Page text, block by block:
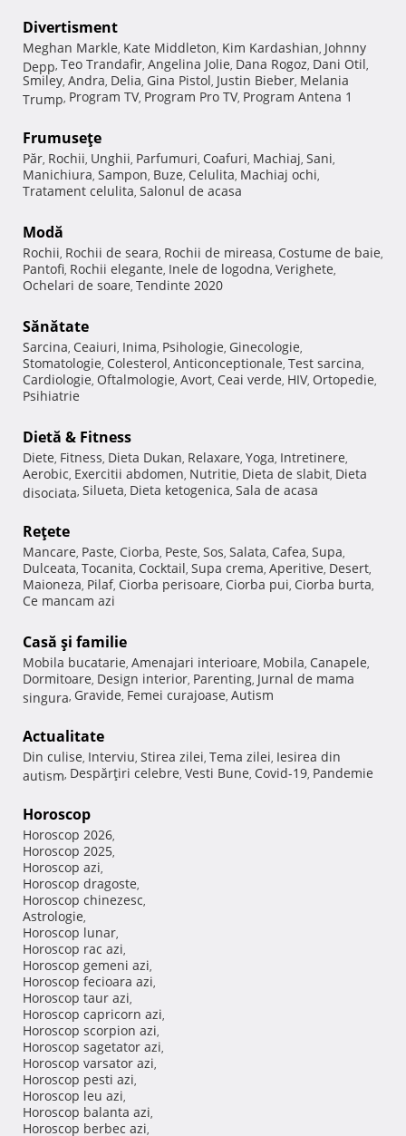
Divertisment
Meghan Markle, Kate Middleton, Kim Kardashian, Johnny
Depp, Teo Trandafir, Angelina Jolie, Dana Rogoz, Dani Otil,
Smiley, Andra, Delia, Gina Pistol, Justin Bieber, Melania
Trump, Program TV, Program Pro TV, Program Antena 1
Frumuseţe
Păr, Rochii, Unghii, Parfumuri, Coafuri, Machiaj, Sani,
Manichiura, Sampon, Buze, Celulita, Machiaj ochi,
Tratament celulita, Salonul de acasa
Modă
Rochii, Rochii de seara, Rochii de mireasa, Costume de baie,
Pantofi, Rochii elegante, Inele de logodna, Verighete,
Ochelari de soare, Tendinte 2020
Sănătate
Sarcina, Ceaiuri, Inima, Psihologie, Ginecologie,
Stomatologie, Colesterol, Anticonceptionale, Test sarcina,
Cardiologie, Oftalmologie, Avort, Ceai verde, HIV, Ortopedie,
Psihiatrie
Dietă & Fitness
Diete, Fitness, Dieta Dukan, Relaxare, Yoga, Intretinere,
Aerobic, Exercitii abdomen, Nutritie, Dieta de slabit, Dieta
disociata, Silueta, Dieta ketogenica, Sala de acasa
Reţete
Mancare, Paste, Ciorba, Peste, Sos, Salata, Cafea, Supa,
Dulceata, Tocanita, Cocktail, Supa crema, Aperitive, Desert,
Maioneza, Pilaf, Ciorba perisoare, Ciorba pui, Ciorba burta,
Ce mancam azi
Casă şi familie
Mobila bucatarie, Amenajari interioare, Mobila, Canapele,
Dormitoare, Design interior, Parenting, Jurnal de mama
singura, Gravide, Femei curajoase, Autism
Actualitate
Din culise, Interviu, Stirea zilei, Tema zilei, Iesirea din
autism, Despărţiri celebre, Vesti Bune, Covid-19, Pandemie
Horoscop
Horoscop 2026,
Horoscop 2025,
Horoscop azi,
Horoscop dragoste,
Horoscop chinezesc,
Astrologie,
Horoscop lunar,
Horoscop rac azi,
Horoscop gemeni azi,
Horoscop fecioara azi,
Horoscop taur azi,
Horoscop capricorn azi,
Horoscop scorpion azi,
Horoscop sagetator azi,
Horoscop varsator azi,
Horoscop pesti azi,
Horoscop leu azi,
Horoscop balanta azi,
Horoscop berbec azi,